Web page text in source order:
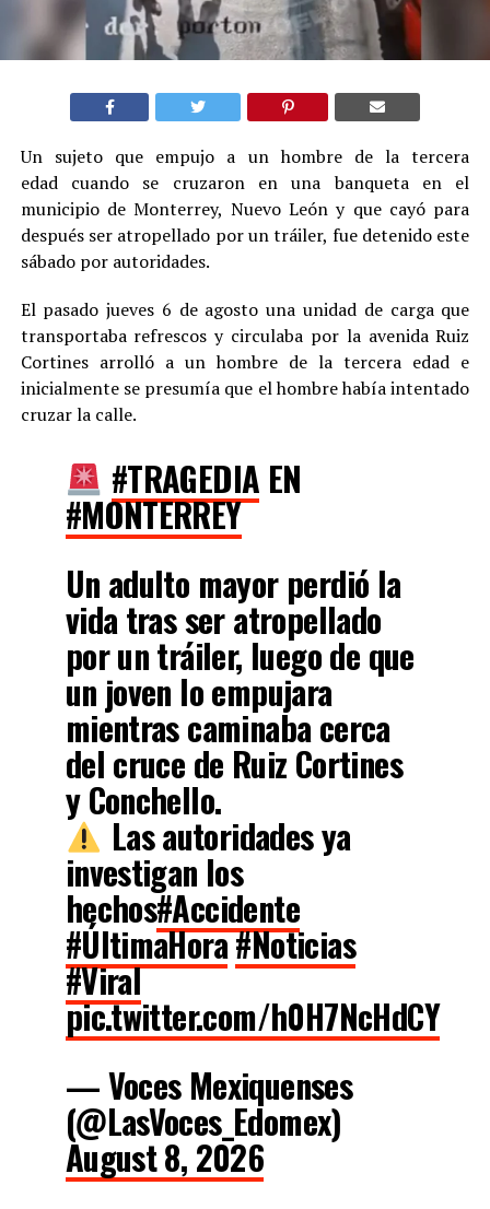
Un sujeto que empujo a un hombre de la tercera
edad cuando se cruzaron en una banqueta en el
municipio de Monterrey, Nuevo León y que cayó para
después ser atropellado por un tráiler, fue detenido este
sábado por autoridades.
El pasado jueves 6 de agosto una unidad de carga que
transportaba refrescos y circulaba por la avenida Ruiz
Cortines arrolló a un hombre de la tercera edad e
inicialmente se presumía que el hombre había intentado
cruzar la calle.
#TRAGEDIA EN
#MONTERREY
Un adulto mayor perdió la
vida tras ser atropellado
por un tráiler, luego de que
un joven lo empujara
mientras caminaba cerca
del cruce de Ruiz Cortines
y Conchello.
Las autoridades ya
investigan los
hechos#Accidente
#ÚltimaHora#Noticias
#Viral
pic.twitter.com/h0H7NcHdCY
— Voces Mexiquenses
(@LasVoces_Edomex)
August 8, 2026